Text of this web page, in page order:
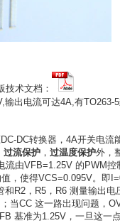
技术文档：
输出电流可达4A,有TO263-
DC转换器，4A开关电
过流保护 ， 过温度保护外，
由VFB=1.25V 的PWM
，使得VCS=0.095V。即
R2，R5，R6 测量输出
当CC 这一路出现问题，
基准为1.25V，一旦这一